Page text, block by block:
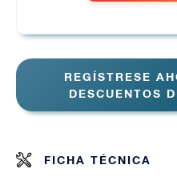
REGÍSTRESE
DESCUENTOS
FICHA TÉCNICA